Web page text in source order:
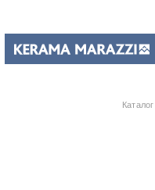
Каталог